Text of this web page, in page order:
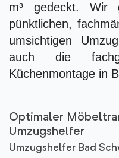
m³ gedeckt. Wir
pünktlichen,
umsichtigen
auch die
Küchenmontage in
Optimaler
Umzugshelfer
Umzugshelfer Bad